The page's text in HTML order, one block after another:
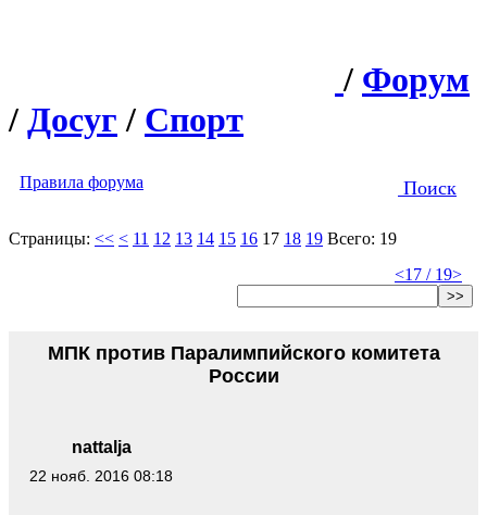
/ Форум
/ Досуг / Спорт
Правила форума Поиск
Страницы: << < 11 12 13 14 15 16 17 18 19 Всего: 19
<17 / 19>
>>
nattalja
22 нояб. 2016 08:18
МПК против Паралимпийского комитета
России